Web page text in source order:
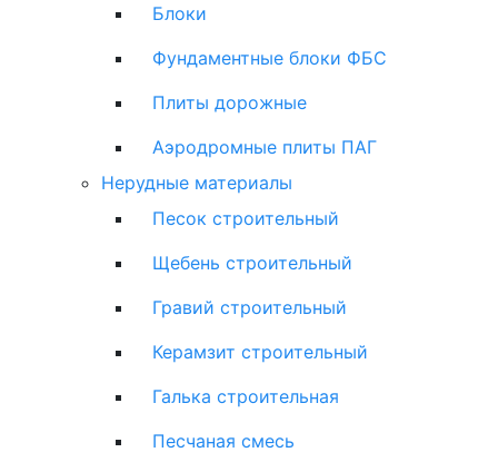
Блоки
Фундаментные блоки ФБС
Плиты дорожные
Аэродромные плиты ПАГ
Нерудные материалы
Песок строительный
Щебень строительный
Гравий строительный
Керамзит строительный
Галька строительная
Песчаная смесь